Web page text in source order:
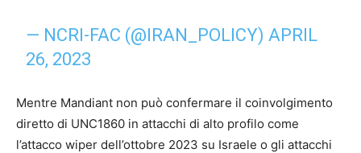
— NCRI-FAC (@IRAN_POLICY) APRIL
26, 2023
Mentre Mandiant non può confermare il coinvolgimento
diretto di UNC1860 in attacchi di alto profilo come
l’attacco wiper dell’ottobre 2023 su Israele o gli attacchi